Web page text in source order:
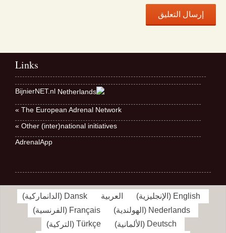
Links
BijnierNET.nl
The European Adrenal Network »
Other (inter)national initiatives »
AdrenalApp
English
(الإنجليزية) العربية Dansk
(الدانماركية)
Nederlands
( الهولندية)
Français
( الفرنسية)
Deutsch
(الألمانية)
Türkçe
(التركية)